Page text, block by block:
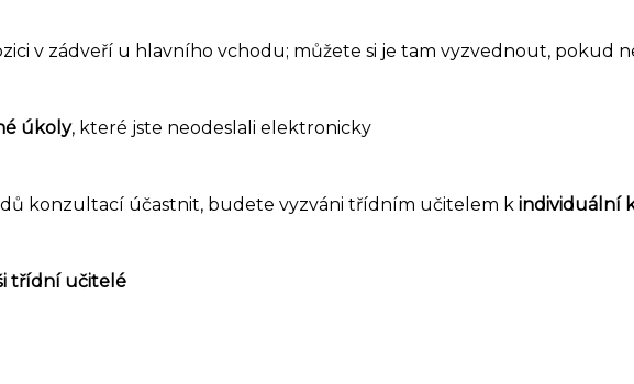
v zádveří u hlavního vchodu; můžete si je tam vyzvednout, pokud
úkoly, které jste neodeslali elektronicky
konzultací účastnit, budete vyzváni třídním učitelem k individuální
třídní učitelé